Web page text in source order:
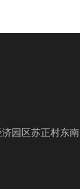
园区苏正村东南